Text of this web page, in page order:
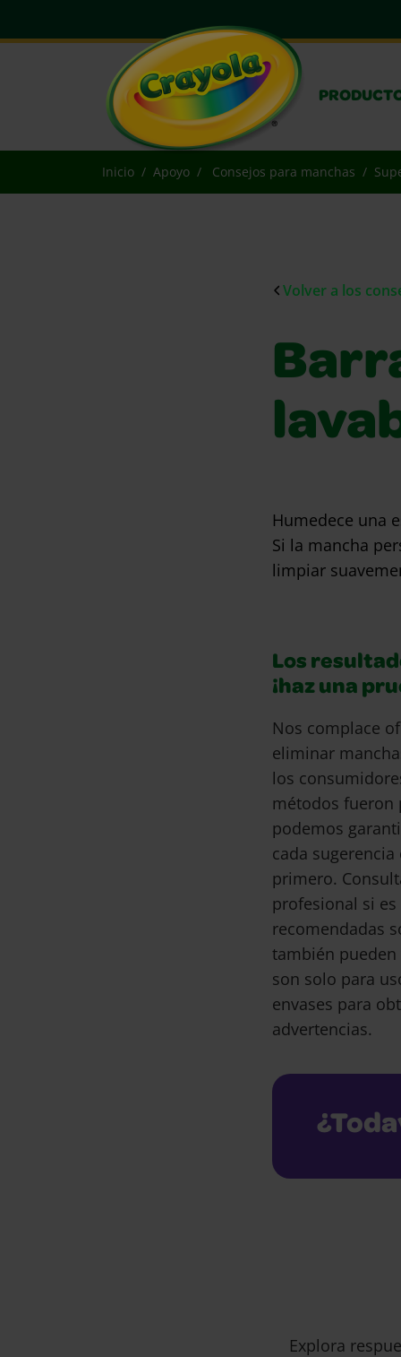
Inicio Apoyo Consejos para manchas
Volver a los
Humedece una
Si la mancha
limpiar
Los
¡haz una
Nos complace
eliminar
los
métodos fueron
podemos
cada
primero.
profesional si es
recomendadas
también
son solo para
envases para
advertencias.
Explora